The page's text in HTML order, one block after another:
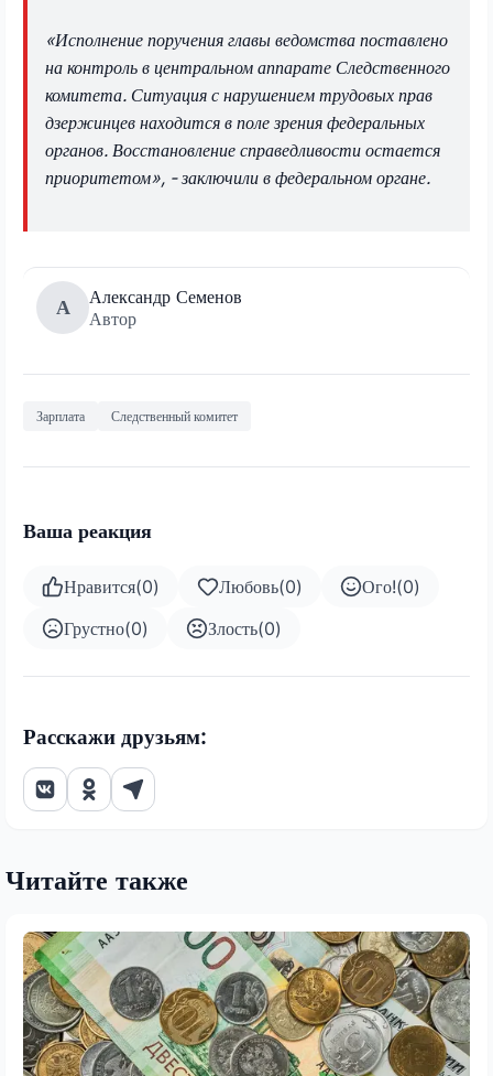
«Исполнение поручения главы ведомства поставлено
на контроль в центральном аппарате Следственного
комитета. Ситуация с нарушением трудовых прав
дзержинцев находится в поле зрения федеральных
органов. Восстановление справедливости остается
приоритетом», - заключили в федеральном органе.
А
Александр Семенов
Автор
Зарплата Следственный комитет
Ваша реакция
Нравится(0) Любовь(0) Ого!(0)
Грустно(0) Злость(0)
Расскажи друзьям:
Читайте также